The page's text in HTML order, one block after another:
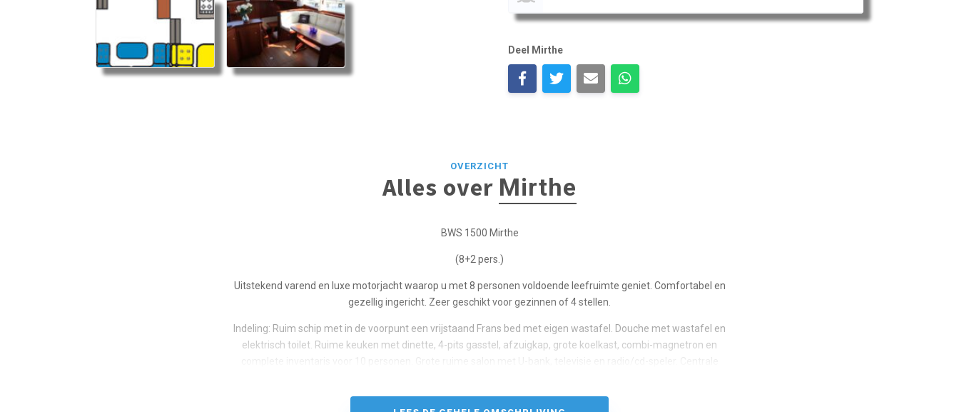
Deel Mirthe
OVERZICHT
Alles over Mirthe
BWS 1500 Mirthe
(8+2 pers.)
Uitstekend varend en luxe motorjacht waarop u met 8 personen voldoende leefruimte geniet. Comfortabel en
gezellig ingericht. Zeer geschikt voor gezinnen of 4 stellen.
Indeling: Ruim schip met in de voorpunt een vrijstaand Frans bed met eigen wastafel. Douche met wastafel en
elektrisch toilet. Ruime keuken met dinette, 4-pits gasstel, afzuigkap, grote koelkast, combi-magnetron en
met wastafel en elektrisch toilet.